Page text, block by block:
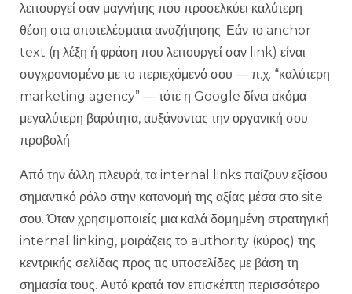
λειτουργεί σαν μαγνήτης που προσελκύει καλύτερη
θέση στα αποτελέσματα αναζήτησης. Εάν το anchor
text (η λέξη ή φράση που λειτουργεί σαν link) είναι
συγχρονισμένο με το περιεχόμενό σου — π.χ. “καλύτερη
marketing agency” — τότε η Google δίνει ακόμα
μεγαλύτερη βαρύτητα, αυξάνοντας την οργανική σου
προβολή.
Από την άλλη πλευρά, τα internal links παίζουν εξίσου
σημαντικό ρόλο στην κατανομή της αξίας μέσα στο site
σου. Όταν χρησιμοποιείς μια καλά δομημένη στρατηγική
internal linking, μοιράζεις τo authority (κύρος) της
κεντρικής σελίδας προς τις υποσελίδες με βάση τη
σημασία τους. Αυτό κρατά τον επισκέπτη περισσότερο